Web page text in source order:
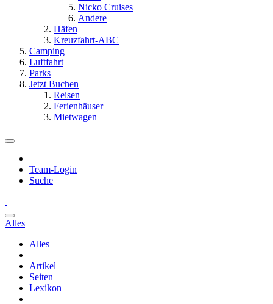
Nicko Cruises
Andere
Häfen
Kreuzfahrt-ABC
Camping
Luftfahrt
Parks
Jetzt Buchen
Reisen
Ferienhäuser
Mietwagen
Team-Login
Suche
Alles
Alles
Artikel
Seiten
Lexikon